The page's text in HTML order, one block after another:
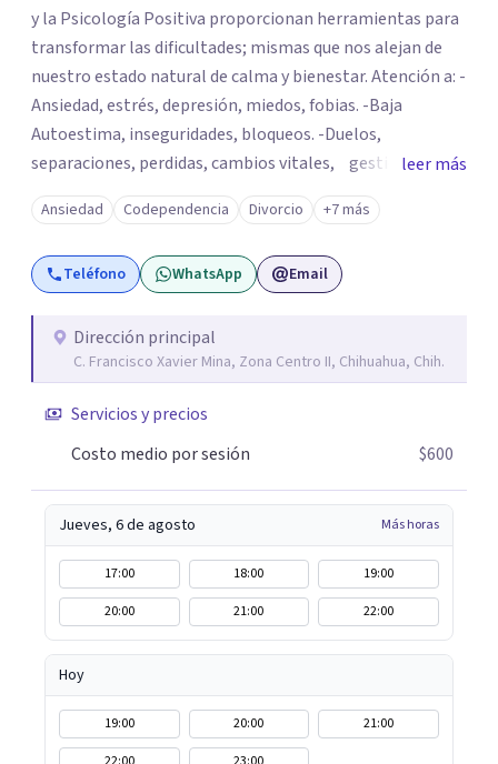
y la Psicología Positiva proporcionan herramientas para
transformar las dificultades; mismas que nos alejan de
nuestro estado natural de calma y bienestar. Atención a: -
Ansiedad, estrés, depresión, miedos, fobias. -Baja
Autoestima, inseguridades, bloqueos. -Duelos,
separaciones, perdidas, cambios vitales, gestión de
emociones, tristeza, ira, soledad. Si deseas resolver una
situación determinada o realizar cambios en tu vida, el
asesoramiento profesional será la clave para encontrar
las herramientas adecuadas para superar tanto la
a lo largo de tu vida. Realizar la correcta gestión de las
mismas de manera consciente y sana evita que se queden
futuros conflictos. Inteligencia Emocional Fúa I.
Márquez Master en Inteligencia Emocional Universidad
leer más
Ansiedad Codependencia Divorcio +7 más
Teléfono WhatsApp Email
Dirección principal
C. Francisco Xavier Mina, Zona Centro II, Chihuahua, Chih.
Servicios y precios
Costo medio por sesión
$600
Jueves, 6 de agosto Más horas
17:00 18:00
19:00
20:00
21:00 22:00
Hoy
19:00 20:00
21:00